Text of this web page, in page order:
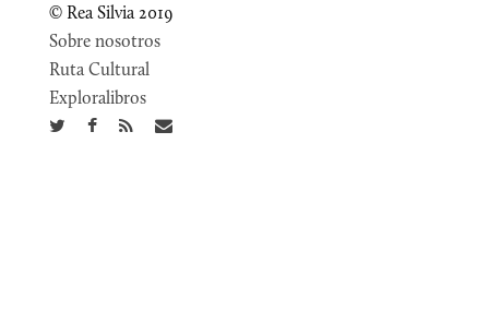
© Rea Silvia 2019
Sobre nosotros
Ruta Cultural
Exploralibros